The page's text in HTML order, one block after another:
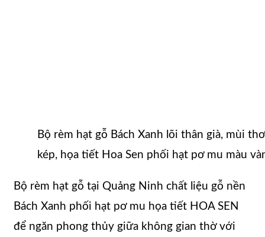
Bộ rèm hạt gỗ Bách Xanh lõi thân già, mùi
kép, họa tiết Hoa Sen phối hạt pơ mu màu
Bộ rèm hạt gỗ tại Quảng Ninh chất liệu gỗ nền
Bách Xanh phối hạt pơ mu họa tiết HOA SEN
để ngăn phong thủy giữa không gian thờ với